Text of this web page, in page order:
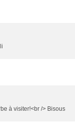
à visiter!<br /> Bisous